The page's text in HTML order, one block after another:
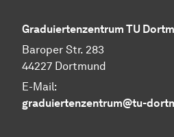
Graduiertenzentrum TU
Baroper Str. 283
44227 Dortmund
E-Mail:
graduiertenzentrum@tu-